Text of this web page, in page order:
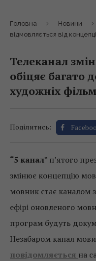
Головна Новини
відмовляється від
Телеканал
обіцяє багато
художніх
Поділитись:
“5 канал” п’ятого
змінює концепцію
мовник стає каналом
ефірі оновленого
програм будуть
Незабаром канал
повідомляється на